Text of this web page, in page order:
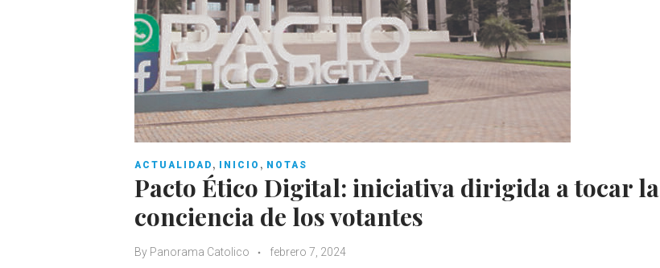
ACTUALIDAD , INICIO , NOTAS
Pacto Ético Digital: iniciativa dirigida a tocar la
conciencia de los votantes
By Panorama Catolico febrero 7, 2024